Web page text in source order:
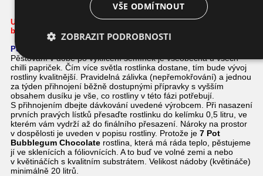
Upozornění při manipulaci buďte velmi opatrní a skladujte na
bezpečném místě!
Pěstování
Pěstování v době po vyklíčení semínek je všeobecná u všech
chilli papriček. Čím více světla rostlinka dostane, tím bude vývoj
rostliny kvalitnější. Pravidelná zálivka (nepřemokřování) a jednou
za týden přihnojení běžně dostupnými přípravky s vyšším
obsahem dusíku je vše, co rostliny v této fázi potřebují.
S přihnojením dbejte dávkování uvedené výrobcem. Při nasazení
prvních pravých lístků přesaďte rostlinku do kelímku 0,5 litru, ve
kterém vám vydrží až do finálního přesazení. Nároky na prostor
v dospělosti je uveden v popisu rostliny. Protože je 7 Pot
Bubblegum Chocolate rostlina, která má ráda teplo, pěstujeme
jí ve sklenících a fóliovnících. A to buď ve volné zemi a nebo
v květináčích s kvalitním substrátem. Velikost nádoby (květináče)
minimálně 20 litrů.
VŠE ODMÍTNOUT
ZOBRAZIT PODROBNOSTI